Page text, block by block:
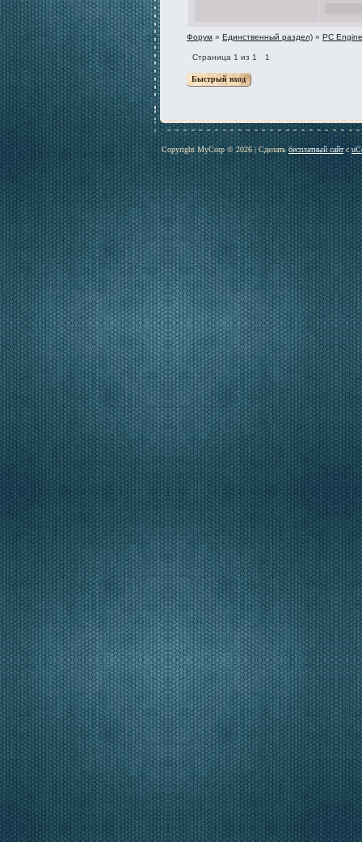
Форум » Единственный раздел) » PC Engine
Страница 1 из 1 1
Copyright MyCorp © 2026|Сделатьбесплатный сайтс